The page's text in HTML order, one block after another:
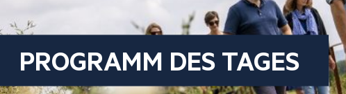
PROGRAMM DES TAGES